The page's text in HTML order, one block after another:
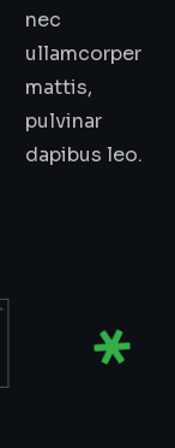
nec
ullamcorper
mattis,
pulvinar
dapibus leo.